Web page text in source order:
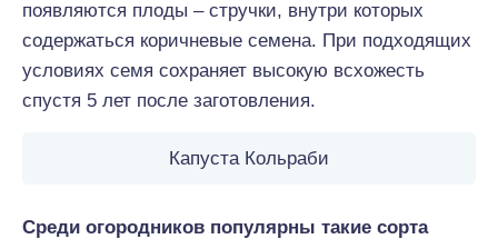
появляются плоды – стручки, внутри которых
содержаться коричневые семена. При подходящих
условиях семя сохраняет высокую всхожесть
спустя 5 лет после заготовления.
Капуста Кольраби
Среди огородников популярны такие сорта